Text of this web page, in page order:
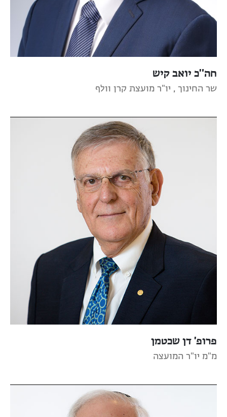
חה"כ יואב קיש
שר החינוך , יו"ר מועצת קרן וולף
פרופ' דן שכטמן
מ"מ יו"ר המועצה